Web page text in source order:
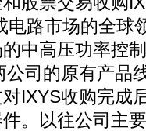
电路市场的全球
中高压功率控
司的原有产品
IXYS收购完成
。以往公司主